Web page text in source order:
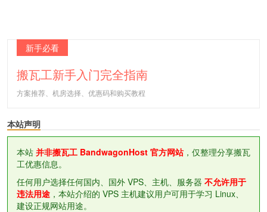
新手必看
搬瓦工新手入门完全指南
方案推荐、机房选择、优惠码和购买教程
本站声明
本站 并非搬瓦工 BandwagonHost 官方网站，仅整理分享搬瓦
工优惠信息。
任何用户选择任何国内、国外 VPS、主机、服务器 不允许用于
违法用途 ，本站介绍的 VPS 主机建议用户可用于学习 Linux、
建设正规网站用途。